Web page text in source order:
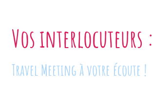
Vos interlocuteurs :
Travel Meeting à votre écoute !